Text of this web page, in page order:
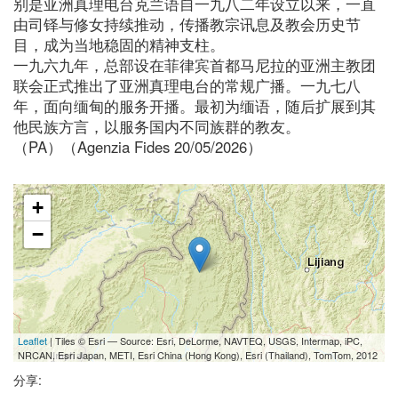
由司铎与修女持续推动，传播教宗讯息及教会历史节
目，成为当地稳固的精神支柱。
一九六九年，总部设在菲律宾首都马尼拉的亚洲主教团
联会正式推出了亚洲真理电台的常规广播。一九七八
年，面向缅甸的服务开播。最初为缅语，随后扩展到其
他民族方言，以服务国内不同族群的教友。
（PA）（Agenzia Fides 20/05/2026）
+
−
Leaflet | Tiles © Esri — Source: Esri, DeLorme, NAVTEQ, USGS, Intermap, iPC,
NRCAN, Esri Japan, METI, Esri China (Hong Kong), Esri (Thailand), TomTom, 2012
分享: